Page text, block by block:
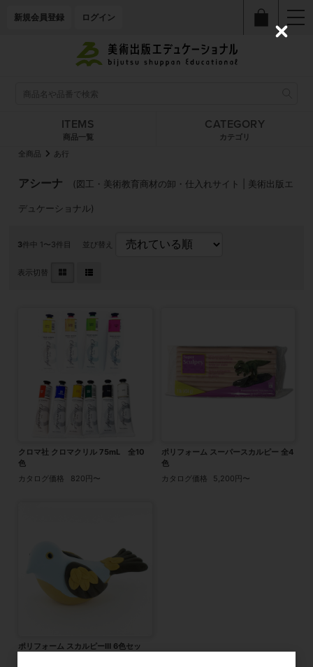
新規会員登録 ログイン
ITEMS
商品一覧
CATEGORY
カテゴリ
全商品
あ行
アシーナ (図工・美術教育商材の卸・仕入れサイト | 美術出版エ
デュケーショナル)
3件中 1〜3件目 並び替え
表示切替
クロマ社 クロマクリル 75mL 全10
色
カタログ価格
820円〜
ポリフォーム スーパースカルピー 全4
色
カタログ価格
5,200円〜
ポリフォーム スカルピーⅢ 6色セッ
C